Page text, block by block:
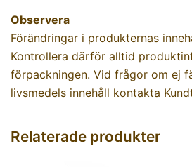
Observera
Förändringar i produkternas
Kontrollera därför alltid
förpackningen. Vid frågor om ej
livsmedels innehåll kontakta
Relaterade produkter